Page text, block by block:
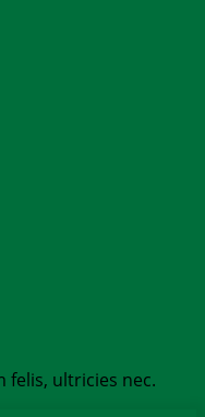
felis, ultricies nec.